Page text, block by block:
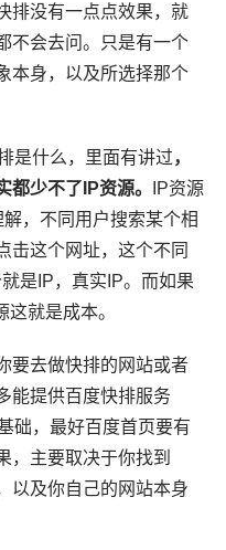
排没有一点点效果，就
不会去问。只是有一个
本身，以及所选择那个
是什么，里面有讲过，
都少不了IP资源。
IP资源
，不同用户搜索某个相
击这个网址，这个不同
是IP，真实IP。而如果
就是成本。
要去做快排的网站或者
能提供百度快排服务
础，最好百度首页要有
，主要取决于你找到
以及你自己的网站本身